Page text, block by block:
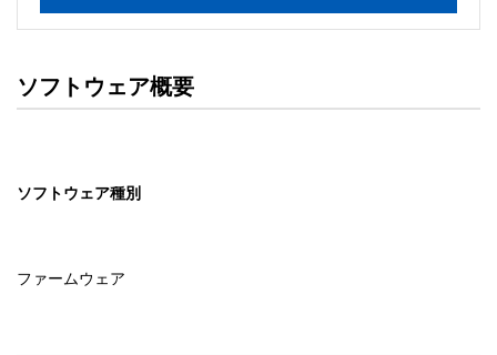
ルをお読み下さい。
ソフトウェアの保証範囲
・ソフトウェアのダウンロード・導入はお客様の責任にお
セイコーエプソン株式会社に帰属します。
ソフトウェア概要
ソフトウェア種別
ファームウェア